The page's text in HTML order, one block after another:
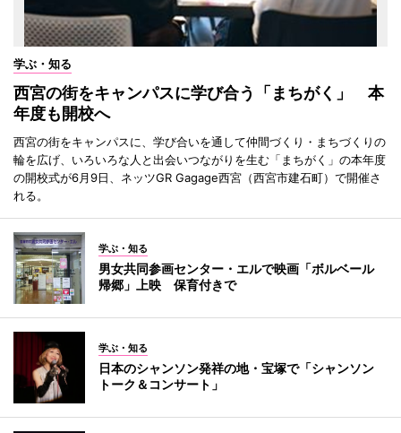
学ぶ・知る
西宮の街をキャンパスに学び合う「まちがく」 本
年度も開校へ
西宮の街をキャンパスに、学び合いを通して仲間づくり・まちづくりの
輪を広げ、いろいろな人と出会いつながりを生む「まちがく」の本年度
の開校式が6月9日、ネッツGR Gagage西宮（西宮市建石町）で開催さ
れる。
学ぶ・知る
男女共同参画センター・エルで映画「ボルベール
帰郷」上映 保育付きで
学ぶ・知る
日本のシャンソン発祥の地・宝塚で「シャンソン
トーク＆コンサート」